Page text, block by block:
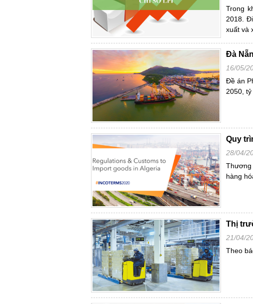
Trong
2018.
xuất và
Đà
16/05/
Đề án
2050,
Quy
28/04/
hàng
Thị
21/04/
Theo